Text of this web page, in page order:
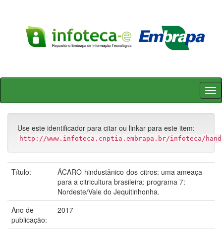
Skip
Use este identificador para citar ou linkar para este item:
http://www.infoteca.cnptia.embrapa.br/infoteca/
Título:
ÁCARO-hindustânico-dos-citros: uma ameaça
para a citricultura brasileira: programa 7:
Nordeste/Vale do Jequitinhonha.
Ano de
publicação:
2017